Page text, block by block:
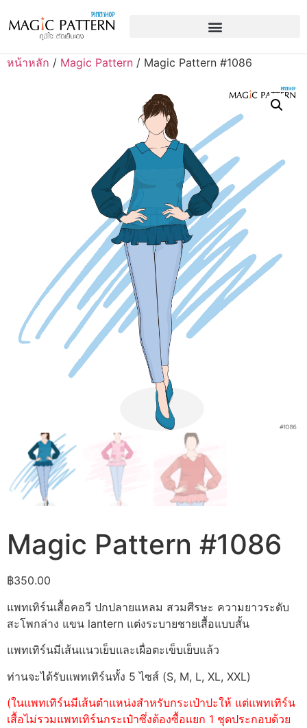
หน้าหลัก / Magic Pattern / Magic Pattern #1086
Magic Pattern #1086
฿350.00
แพทเทิร์นเสื้อคอวี ปกปลายแหลม สวมศีรษะ ความยาวระดับ
สะโพกล่าง แขน lantern แต่งระบายชายเสื้อแบบสั้น
แพทเทิร์นมีเส้นแนวเย็บและเผื่อตะเข็บเย็บแล้ว
ท่านจะได้รับแพทเทิร์นทั้ง 5 ไซส์ (S, M, L, XL, XXL)
(ในแพทเทิร์นมีเส้นตำแหน่งสำหรับกระเป๋าปะให้ แต่แพทเทิร์น
เสื้อไม่รวมแพทเทิร์นกระเป๋าซึ่งต้องซื้อแยก 1 ชุดประกอบด้วย